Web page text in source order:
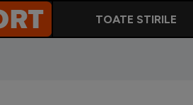
TOATE STIRILE